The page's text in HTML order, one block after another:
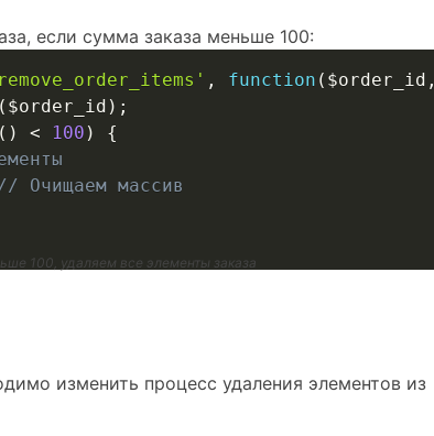
если сумма заказа меньше 100:
, function ( $order_id ,
( $order_id ) ;
( ) < 100 )
{
// Очищаем массив
100, удаляем все элементы заказа
изменить процесс удаления элементов из